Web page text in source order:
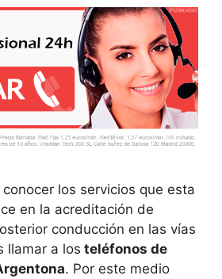
los servicios que esta
en la acreditación de
conducción en las vías
llamar a los teléfonos de
. Por este medio